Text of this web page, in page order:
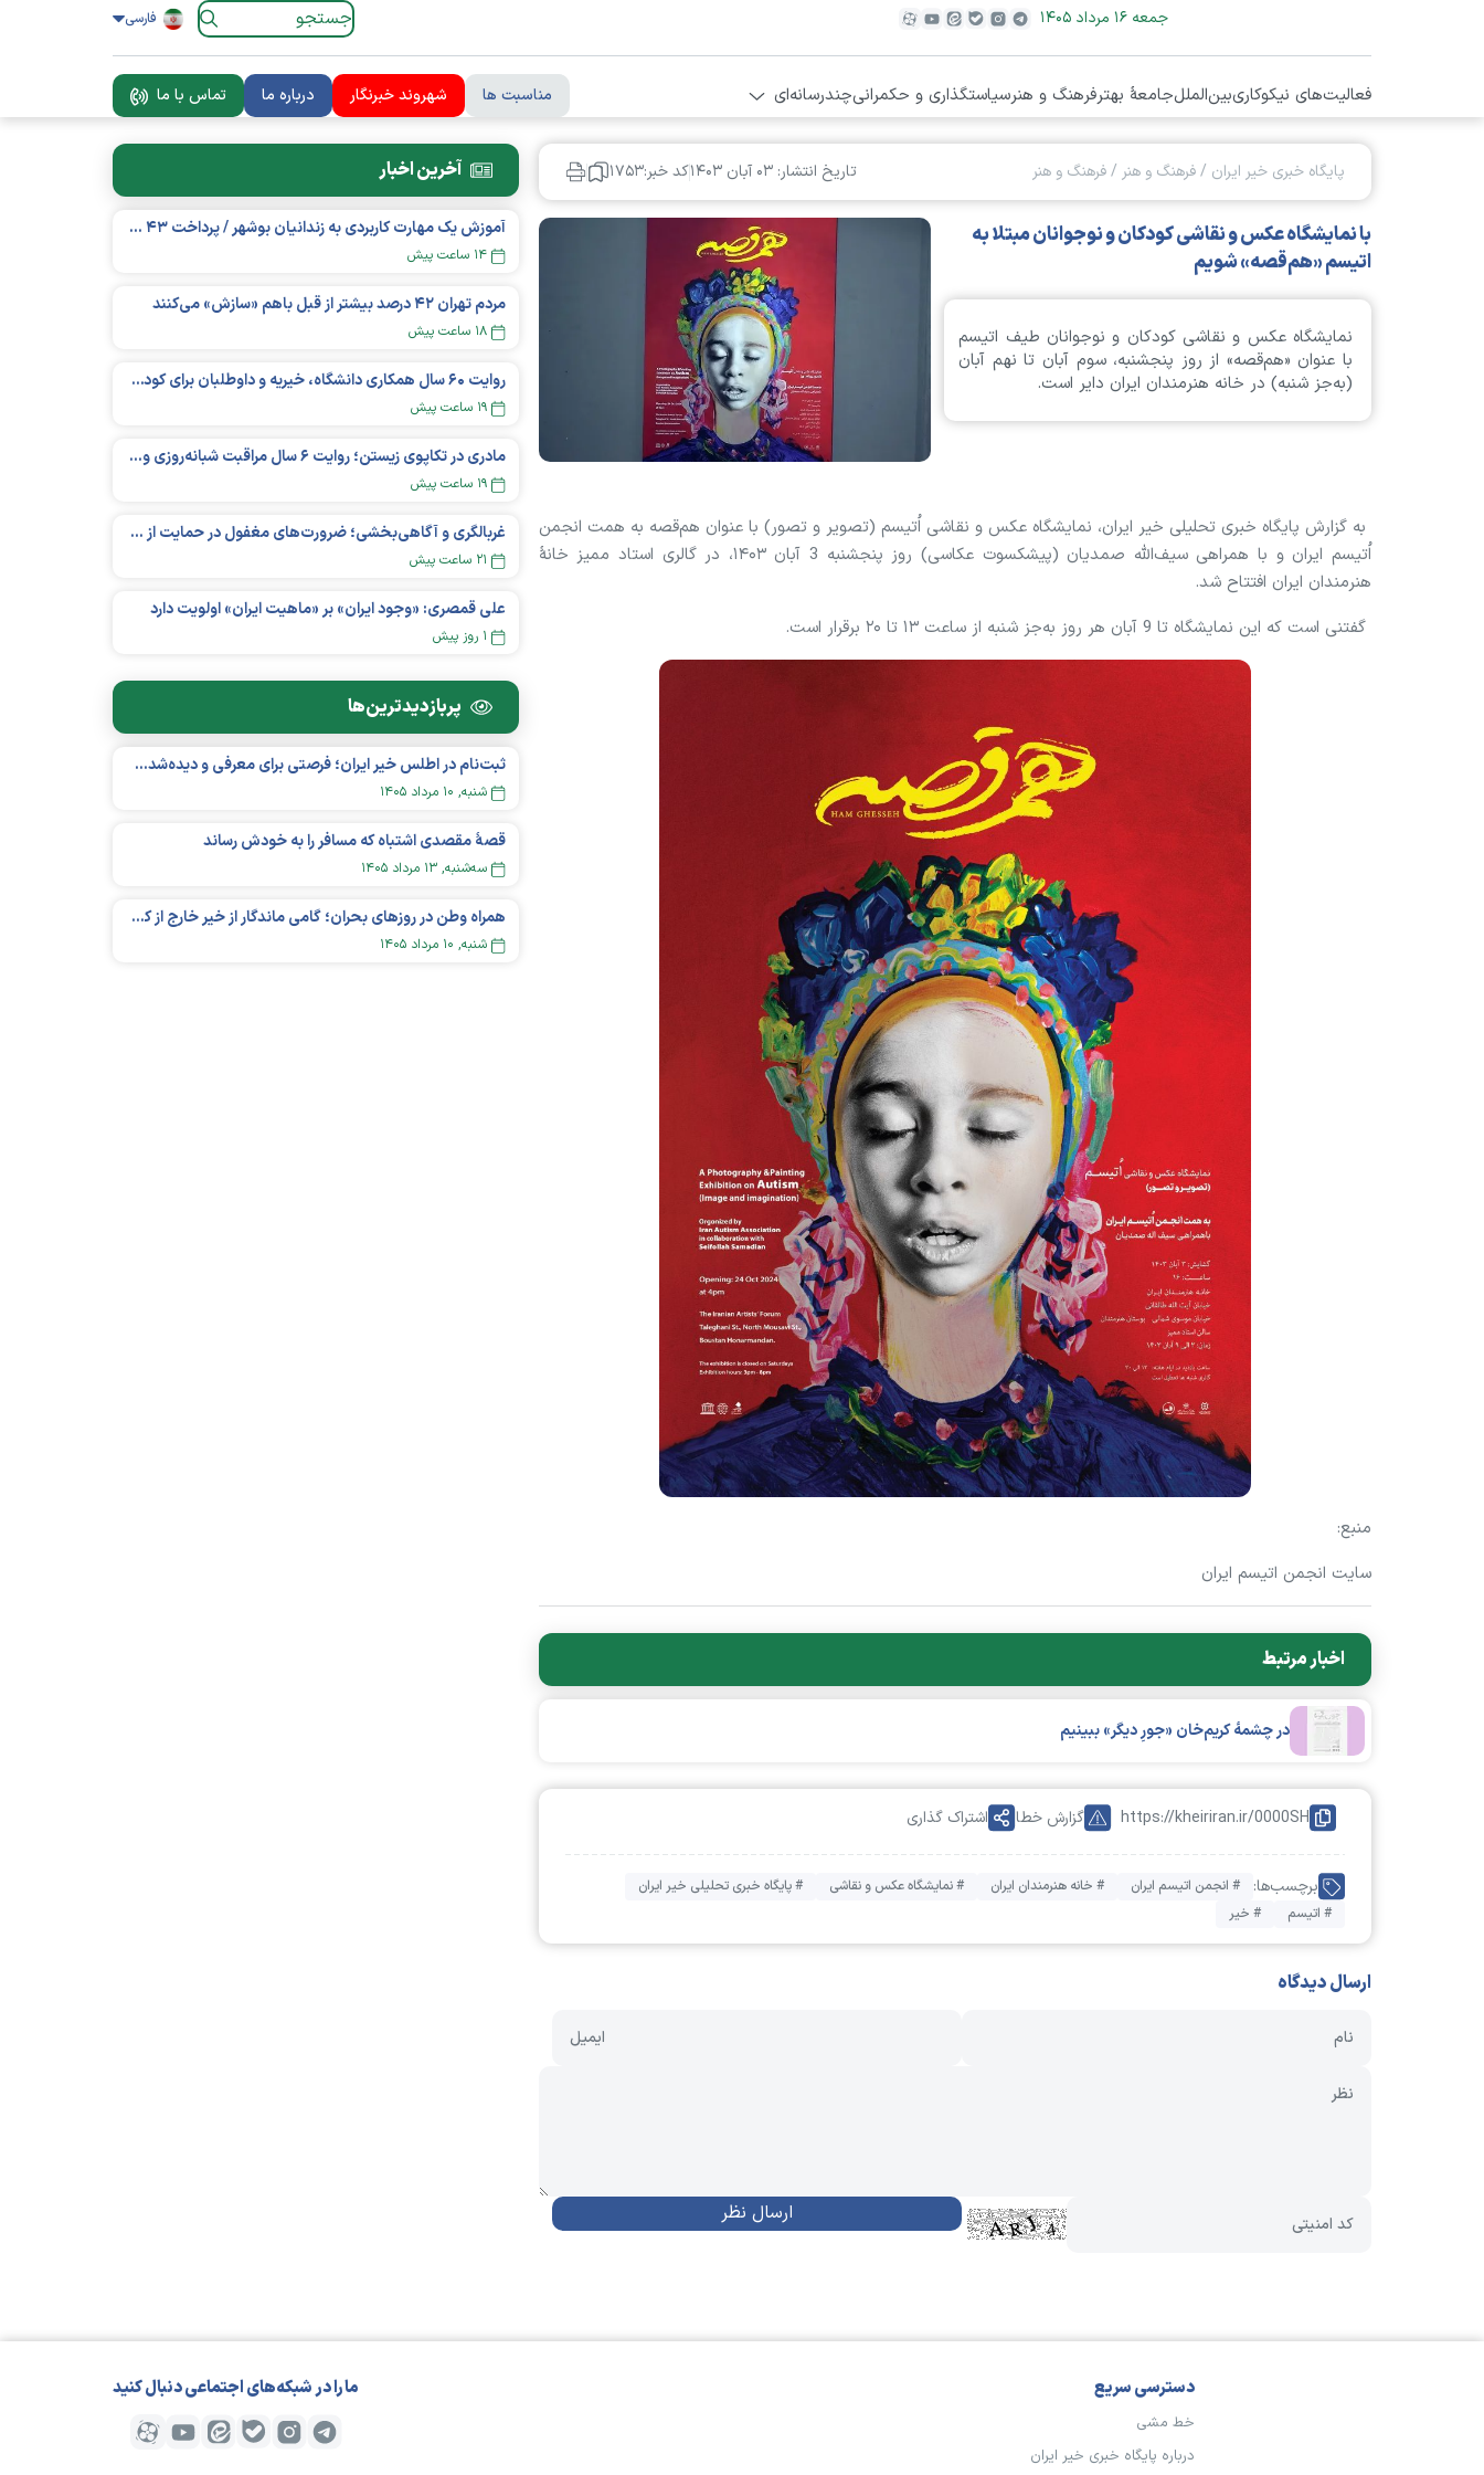
جمعه ۱۶ مرداد ۱۴۰۵ فارسی
فعالیت‌های نیکوکاریبین‌المللجامعۀ بهترفرهنگ و هنرسیاستگذاری و حکمرانیچندرسانه‌ای مناسبت ها شهروند خبرنگار درباره ما تماس با ما
پایگاه خبری خیر ایران /فرهنگ و هنر /فرهنگ و هنر تاریخ انتشار: ۰۳ آبان ۱۴۰۳ کد خبر:۱۷۵۳
با نمایشگاه عکس و نقاشی کودکان و نوجوانان مبتلا به
اتیسم «هم‌قصه» شویم
نمایشگاه عکس و نقاشی کودکان و نوجوانان طیف اتیسم
با عنوان «هم‌قصه» از روز پنجشنبه، سوم آبان تا نهم آبان
(به‌جز شنبه) در خانه هنرمندان ایران دایر است.
به گزارش پایگاه خبری تحلیلی خیر ایران، نمایشگاه عکس و نقاشی اُتیسم (تصویر و تصور) با عنوان هم‌قصه به همت انجمن
اُتیسم ایران و با همراهی سیف‌الله صمدیان (پیشکسوت عکاسی) روز پنجشنبه 3 آبان ۱۴۰۳، در گالری استاد ممیز خانۀ
هنرمندان ایران افتتاح شد.
گفتنی است که این نمایشگاه تا 9 آبان هر روز به‌جز شنبه‌ از ساعت ۱۳ تا ۲۰ برقرار است.
منبع:
سایت انجمن اتیسم ایران
اخبار مرتبط
در چشمه‌ٔ کریم‌خان «جورِ دیگر» ببینیم
https://kheiriran.ir/0000SH گزارش خطا اشتراک گذاری
برچسب‌ها: # انجمن اتیسم ایران # خانه هنرمندان ایران # نمایشگاه عکس و نقاشی
# پایگاه خبری تحلیلی خیر ایران
# اتیسم
# خیر
ارسال دیدگاه
آخرین اخبار
آموزش یک مهارت کاربردی به زندانیان بوشهر / پرداخت ۴۳ میلیارد تومان تسهیلات خوداشتغالی
۱۴ ساعت پیش
مردم تهران ۴۲ درصد بیشتر از قبل باهم «سازش» می‌کنند
۱۸ ساعت پیش
روایت ۶۰ سال همکاری دانشگاه، خیریه و داوطلبان برای کودکان نیازمند در استرالیا
۱۹ ساعت پیش
مادری در تکاپوی زیستن؛ روایت ۶ سال مراقبت شبانه‌روزی و امید به فردای «نورا»
۱۹ ساعت پیش
غربالگری و آگاهی‌بخشی؛ ضرورت‌های مغفول در حمایت از بیماران «نقص ایمنی اولیه»
۲۱ ساعت پیش
علی قمصری: «وجود ایران» بر «ماهیت ایران» اولویت دارد
۱ روز پیش
پربازدید‌ترین‌ها
ثبت‌نام در اطلس خیر ایران؛ فرصتی برای معرفی و دیده‌شدن مؤسسات نیکوکاری
شنبه, ۱۰ مرداد ۱۴۰۵
قصهٔ مقصدی اشتباه که مسافر را به خودش رساند
سه‌شنبه, ۱۳ مرداد ۱۴۰۵
همراه وطن در روزهای بحران؛ گامی ماندگار از خیر خارج از کشور در عرصه سلامت
شنبه, ۱۰ مرداد ۱۴۰۵
دسترسی سریع
خط مشی
درباره پایگاه خبری خیر ایران
مارا در شبکه‌های اجتماعی دنبال کنید